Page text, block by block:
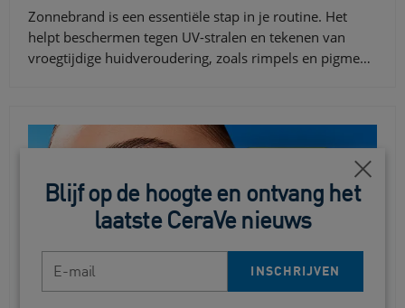
Zonnebrand is een essentiële stap in je routine. Het
helpt beschermen tegen UV-stralen en tekenen van
vroegtijdige huidveroudering, zoals rimpels en pigme…
Close
Blijf op de hoogte en ontvang het
laatste CeraVe nieuws
INSCHRIJVEN